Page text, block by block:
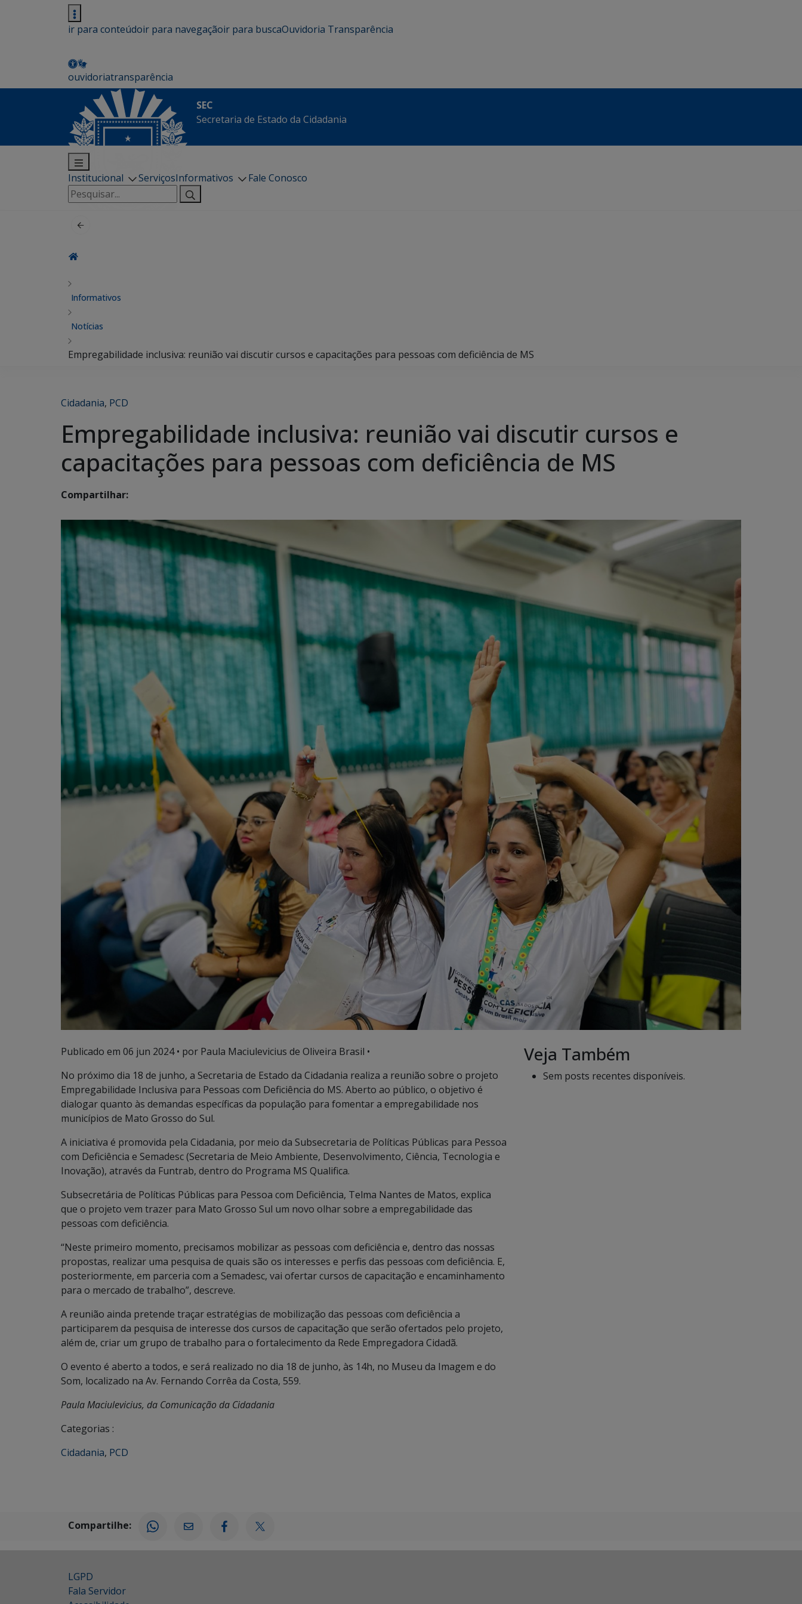
ir para conteúdoir para navegaçãoir para buscaOuvidoria Transparência
ouvidoriatransparência
SEC
Secretaria de Estado da Cidadania
Institucional ServiçosInformativos
Fale Conosco
Pesquisar
por:
Informativos
Notícias
Empregabilidade inclusiva: reunião vai discutir cursos e capacitações para pessoas com deficiência de MS
Cidadania, PCD
Empregabilidade inclusiva: reunião vai discutir cursos e
capacitações para pessoas com deficiência de MS
Compartilhar:
Publicado em 06 jun 2024• por Paula Maciulevicius de Oliveira Brasil •
No próximo dia 18 de junho, a Secretaria de Estado da Cidadania realiza a reunião sobre o projeto
Empregabilidade Inclusiva para Pessoas com Deficiência do MS. Aberto ao público, o objetivo é
dialogar quanto às demandas específicas da população para fomentar a empregabilidade nos
municípios de Mato Grosso do Sul.
A iniciativa é promovida pela Cidadania, por meio da Subsecretaria de Políticas Públicas para Pessoa
com Deficiência e Semadesc (Secretaria de Meio Ambiente, Desenvolvimento, Ciência, Tecnologia e
Inovação), através da Funtrab, dentro do Programa MS Qualifica.
Subsecretária de Políticas Públicas para Pessoa com Deficiência, Telma Nantes de Matos, explica
que o projeto vem trazer para Mato Grosso Sul um novo olhar sobre a empregabilidade das
pessoas com deficiência.
“Neste primeiro momento, precisamos mobilizar as pessoas com deficiência e, dentro das nossas
propostas, realizar uma pesquisa de quais são os interesses e perfis das pessoas com deficiência. E,
posteriormente, em parceria com a Semadesc, vai ofertar cursos de capacitação e encaminhamento
para o mercado de trabalho”, descreve.
A reunião ainda pretende traçar estratégias de mobilização das pessoas com deficiência a
participarem da pesquisa de interesse dos cursos de capacitação que serão ofertados pelo projeto,
além de, criar um grupo de trabalho para o fortalecimento da Rede Empregadora Cidadã.
O evento é aberto a todos, e será realizado no dia 18 de junho, às 14h, no Museu da Imagem e do
Som, localizado na Av. Fernando Corrêa da Costa, 559.
Paula Maciulevicius, da Comunicação da Cidadania
Categorias :
Cidadania, PCD
Veja Também
Sem posts recentes disponíveis.
Compartilhe:
LGPD
Fala Servidor